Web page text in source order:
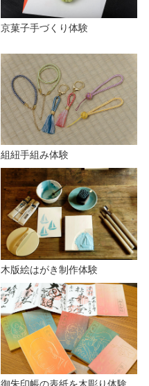
京菓子手づくり体験
組紐手組み体験
木版絵はがき制作体験